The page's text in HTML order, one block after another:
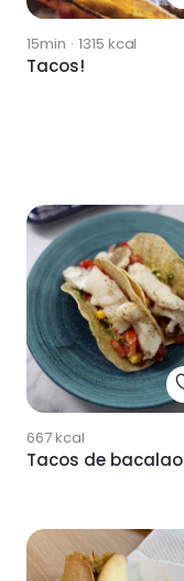
15min · 1315 kcal
Tacos!
667kcal
Tacos de bacalao